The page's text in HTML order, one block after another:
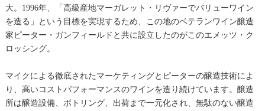
大。1996年、「高級産地マーガレット・リヴァーでバリューワイン
を造る」という目標を実現するため、この地のベテランワイン醸造
家ピーター・ガンフィールドと共に設立したのがこのエメッツ・ク
ロッシング。
マイクによる徹底されたマーケティングとピーターの醸造技術によ
り、高いコストパフォーマンスのワインを造り続けています。醸造
所は醸造設備、ボトリング、出荷まで一元化され、無駄のない醸造